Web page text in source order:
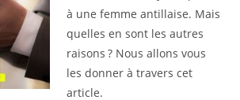
à une femme antillaise. Mais
quelles en sont les autres
raisons ? Nous allons vous
les donner à travers cet
article.